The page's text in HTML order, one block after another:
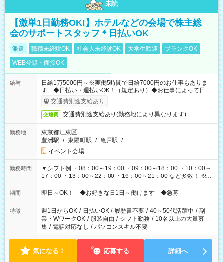
未読
【激単1日勤務OK!】ホテルなどの会場で株主総
会のサポートスタッフ＊日払いOK
派遣 職種未経験OK 社会人未経験OK 大学生歓迎
ブランクOK
WEB登録・面接OK
給与
日給1万5000円～※実働5時間で日給7000円のお仕事もありま
す ◆日払い・週払いOK！（規定あり）◆お仕事によって日給
も異なります
交通費別途支給あり
交通費 交通費別途支給あり(勤務地により異なります)
勤務地
東京都江東区
豊洲駅 / 東陽町駅 / 亀戸駅 / …
イベント会場
勤務時間
▼シフト例 ・08：00～19：00 ・09：00～18：00 ・10：00～
17：00 ・13：00～22：00 ・16：00～21：00 など多数！ ※お
仕事により勤務時間が異なります
期間 即日～OK！ ◆お好きな日1日～働けます ◆急募
特徴 週1日からOK / 日払いOK / 履歴書不要 / 40～50代活躍中 / 副
業・WワークOK / 服装自由 / シフト勤務 / 10名以上の大量募
集 / 電話対応なし / パソコンスキル不要
気になる！ 応募する 詳細へ